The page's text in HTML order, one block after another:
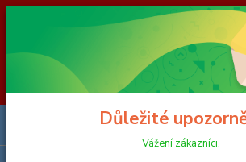
Vážení zákazníci, v termínu od 8. 8. 2026 do
důvodu čerpání dovolené probíhat expedice
provoz e-shopu HRACKYNABYTEK.CZ.
uhrazené do čtvrtka 6. 8. 2026 budou
Objednávky přijaté, nebo uhrazené od pátku 7.
2026 budou postupně expedovány od pondělí
pochopení
Důležité
Vážení zákazníci,